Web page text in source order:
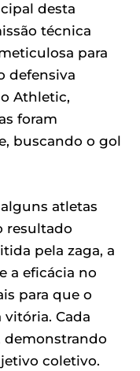
desta
técnica
para
defensiva
Athletic,
foram
buscando o gol
atletas
resultado
pela zaga, a
a eficácia no
para que o
Cada
demonstrando
coletivo.